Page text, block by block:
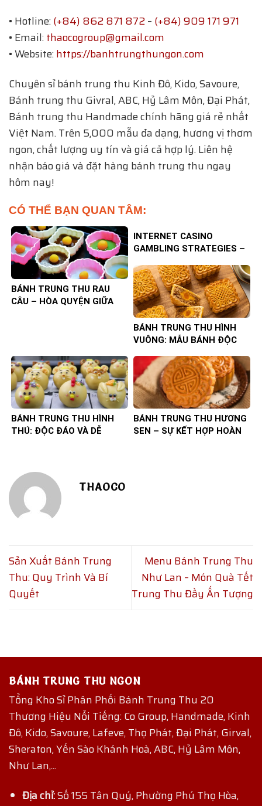
• Hotline: (+84) 862 871 872– (+84) 909 171 971
• Email: thaocogroup@gmail.com
• Website: https://banhtrungthungon.com
Chuyên sỉ bánh trung thu Kinh Đô, Kido, Savoure,
Bánh trung thu Givral, ABC, Hỷ Lâm Môn, Đại Phát,
Bánh trung thu Handmade chính hãng giá rẻ nhất
Việt Nam. Trên 5,000 mẫu đa dạng, hương vị thơm
ngon, chất lượng uy tín và giá cả hợp lý. Liên hệ
nhận báo giá và đặt hàng bánh trung thu ngay
hôm nay!
CÓ THỂ BẠN QUAN TÂM:
BÁNH TRUNG THU RAU
CÂU – HÒA QUYỆN GIỮA
INTERNET CASINO
GAMBLING STRATEGIES –
CHANCES OF WINNING
BÁNH TRUNG THU HÌNH
VUÔNG: MẪU BÁNH ĐỘC
BÁNH TRUNG THU HÌNH
THÚ: ĐỘC ĐÁO VÀ DỄ
BÁNH TRUNG THU HƯƠNG
SEN – SỰ KẾT HỢP HOÀN
THAOCO
Sản Xuất Bánh Trung
Thu: Quy Trình Và Bí
Quyết
Menu Bánh Trung Thu
Như Lan – Món Quà Tết
Trung Thu Đầy Ấn Tượng
BÁNH TRUNG THU NGON
Tổng Kho Sỉ Phân Phối Bánh Trung Thu 20
Thương Hiệu Nổi Tiếng: Co Group, Handmade, Kinh
Đô, Kido, Savoure, Lafeve, Thọ Phát, Đại Phát, Girval,
Sheraton, Yến Sào Khánh Hoà, ABC, Hỷ Lâm Môn,
Như Lan,...
Địa chỉ:Số 155 Tân Quý, Phường Phú Thọ Hòa,